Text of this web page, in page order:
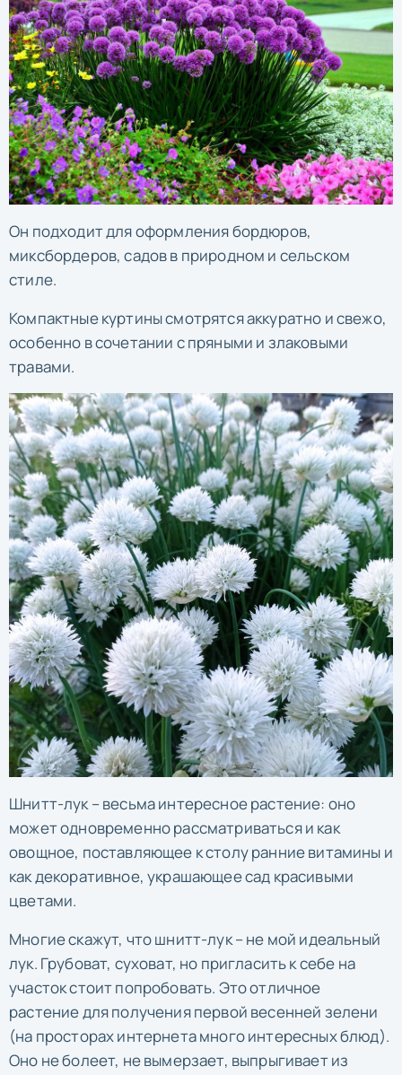
Он подходит для оформления бордюров,
миксбордеров, садов в природном и сельском
стиле.
Компактные куртины смотрятся аккуратно и свежо,
особенно в сочетании с пряными и злаковыми
травами.
Шнитт-лук – весьма интересное растение: оно
может одновременно рассматриваться и как
овощное, поставляющее к столу ранние витамины и
как декоративное, украшающее сад красивыми
цветами.
Многие скажут, что шнитт-лук – не мой идеальный
лук. Грубоват, суховат, но пригласить к себе на
участок стоит попробовать. Это отличное
растение для получения первой весенней зелени
(на просторах интернета много интересных блюд).
Оно не болеет, не вымерзает, выпрыгивает из